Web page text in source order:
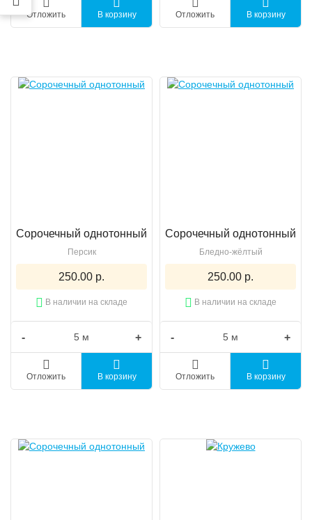
Отложить В корзину Отложить В корзину
Сорочечный однотонный
Персик
250.00 р.
В наличии на складе
- +
Отложить В корзину
Сорочечный однотонный
Бледно-жёлтый
250.00 р.
В наличии на складе
- +
Отложить В корзину